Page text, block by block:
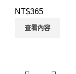
NT$365
查看內容